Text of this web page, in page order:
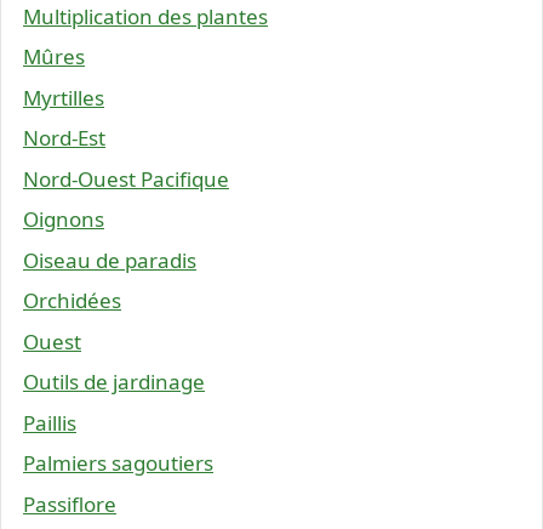
Multiplication des plantes
Mûres
Myrtilles
Nord-Est
Nord-Ouest Pacifique
Oignons
Oiseau de paradis
Orchidées
Ouest
Outils de jardinage
Paillis
Palmiers sagoutiers
Passiflore